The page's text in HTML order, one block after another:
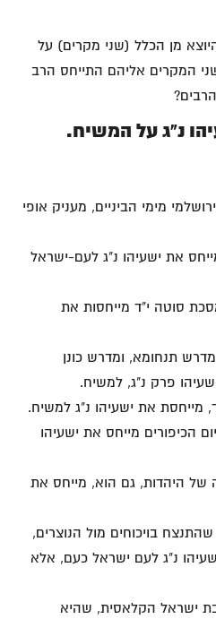
מן הכלל (שני מקרים) על
שני המקרים אליהם התייחס הרב
נ"ג על המשיח.
מימי הביניים, מעניק אופי
את ישעיהו נ"ג לעם-ישראל
סוטה י"ד מייחסות את
תנחומא, ומדרש כונן
מייחסת את ישעיהו נ"ג למשיח.
הכיפורים מייחס את ישעיהו
של היהדות, גם הוא, מייחס את
בויכוחים מול הנוצרים,
נ"ג לעם ישראל כעם, אלא
ישראל הקלאסית, שהיא